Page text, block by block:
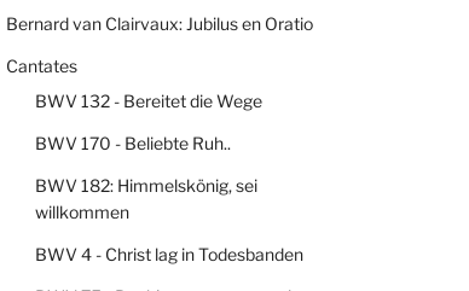
Bernard van Clairvaux: Jubilus en Oratio
Cantates
BWV 132 - Bereitet die Wege
BWV 170 - Beliebte Ruh..
BWV 182: Himmelskönig, sei
willkommen
BWV 4 - Christ lag in Todesbanden